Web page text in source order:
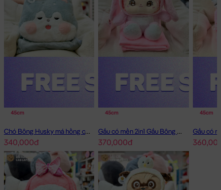
45cm
Chó Bông Husky má hồng có mền 2in1
340,000đ
45cm
Gấu có mền 2in1 Gấu Bông Little Boy
370,000đ
45cm